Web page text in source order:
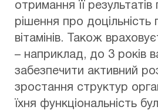
отримання її
рішення про доцільність
вітамінів. Також
– наприклад, до 3 років
забезпечити активний
зростання структур
їхня функціональність